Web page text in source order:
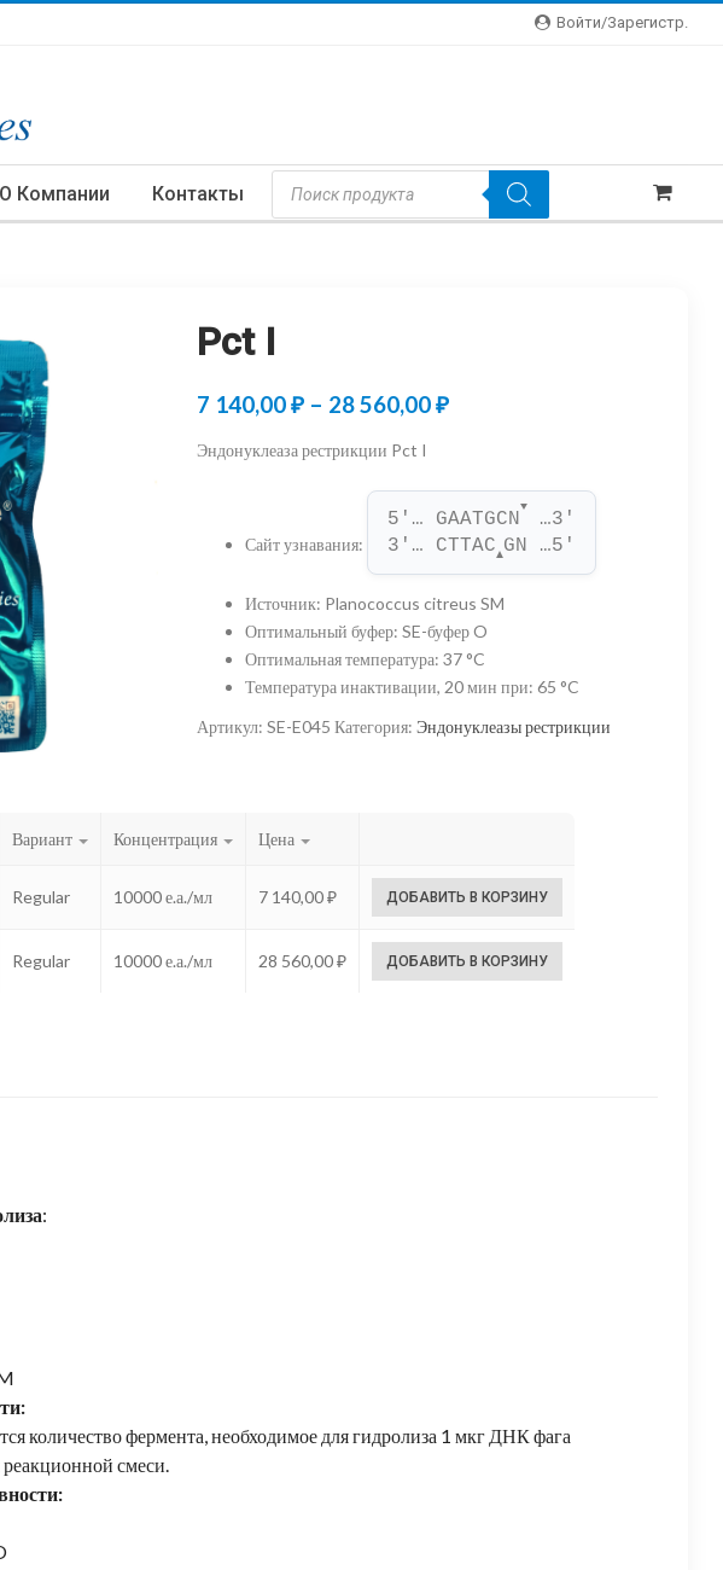
Войти/зарегистр.
О Компании Контакты
Поиск
Товаров
Pct I
7 140,00₽ – 28 560,00₽Диапазон
140,00 ₽
–
28
560,00 ₽
Эндонуклеаза рестрикции Pct I
Сайт узнавания:
5'… GAATGCN
▼
…3'
3'… CTTAC▲GN …5'
Источник: Planococcus citreus SM
Оптимальный буфер:SE-буфер O
Оптимальная температура:37 °C
Температура инактивации, 20 мин при:65 °C
Артикул:SE-E045 Категория:Эндонуклеазы рестрикции
Вариант Концентрация Цена
Regular 10000 е.а./мл 7 140,00₽ ДОБАВИТЬ В КОРЗИНУ
Regular 10000 е.а./мл 28 560,00₽ ДОБАВИТЬ В КОРЗИНУ
:
количество фермента, необходимое для гидролиза 1 мкг ДНК фага
смеси.